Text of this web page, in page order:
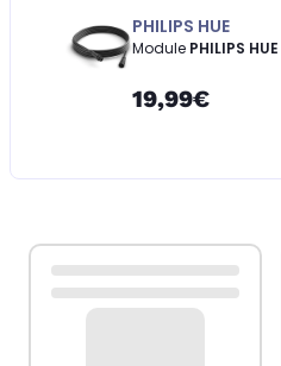
PHILIPS HUE
Module PHILIPS HUE
19,99€